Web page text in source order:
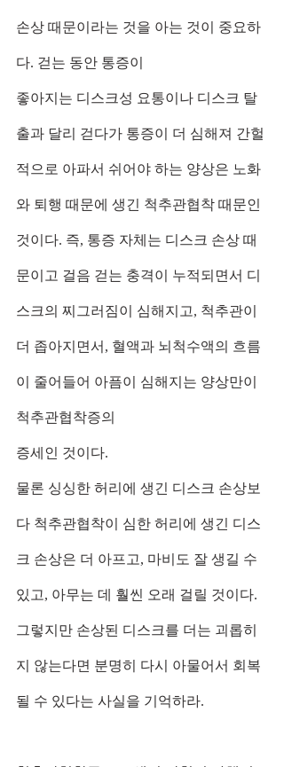
손상 때문이라는 것을 아는 것이 중요하
다. 걷는 동안 통증이
좋아지는 디스크성 요통이나 디스크 탈
출과 달리 걷다가 통증이 더 심해져 간헐
적으로 아파서 쉬어야 하는 양상은 노화
와 퇴행 때문에 생긴 척추관협착 때문인
것이다. 즉, 통증 자체는 디스크 손상 때
문이고 걸음 걷는 충격이 누적되면서 디
스크의 찌그러짐이 심해지고, 척추관이
더 좁아지면서, 혈액과 뇌척수액의 흐름
이 줄어들어 아픔이 심해지는 양상만이
척추관협착증의
증세인 것이다.
물론 싱싱한 허리에 생긴 디스크 손상보
다 척추관협착이 심한 허리에 생긴 디스
크 손상은 더 아프고, 마비도 잘 생길 수
있고, 아무는 데 훨씬 오래 걸릴 것이다.
그렇지만 손상된 디스크를 더는 괴롭히
지 않는다면 분명히 다시 아물어서 회복
될 수 있다는 사실을 기억하라.